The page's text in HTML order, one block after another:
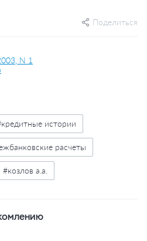
Поделиться
N 1
истории
расчеты
#козлов а.а.